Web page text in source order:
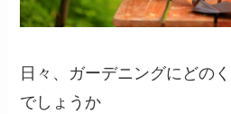
日々、ガーデニングにどの
でしょうか